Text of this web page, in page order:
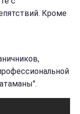
Кроме